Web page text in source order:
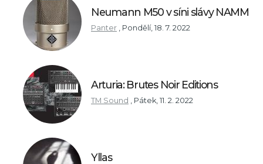
Neumann M50 v síni slávy NAMM
Panter , Pondělí, 18. 7. 2022
Arturia: Brutes Noir Editions
TM Sound , Pátek, 11. 2. 2022
Yllas